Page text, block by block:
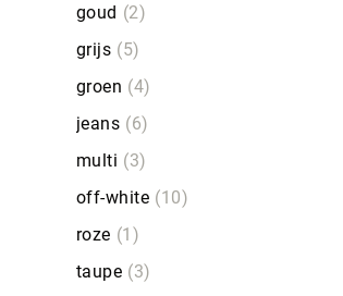
goud
2
grijs
5
groen
4
jeans
6
multi
3
off-white
10
roze
1
taupe
3